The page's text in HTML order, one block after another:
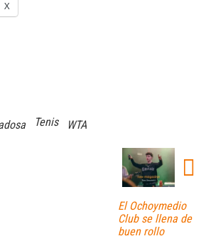
X
Tenis WTA
El Ochoymedio
Club se llena de
buen rollo